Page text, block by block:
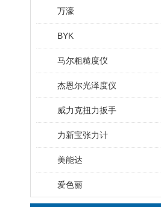
万濠
BYK
马尔粗糙度仪
杰恩尔光泽度仪
威力克扭力扳手
力新宝张力计
美能达
爱色丽